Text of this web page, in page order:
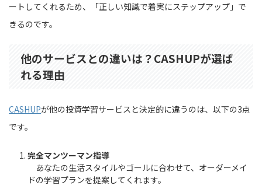
ートしてくれるため、「正しい知識で着実にステップアップ」で
きるのです。
他のサービスとの違いは？CASHUPが選ば
れる理由
CASHUPが他の投資学習サービスと決定的に違うのは、以下の3点
です。
完全マンツーマン指導
あなたの生活スタイルやゴールに合わせて、オーダーメイ
ドの学習プランを提案してくれます。